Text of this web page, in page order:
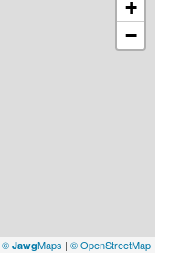
+
−
© JawgMaps | © OpenStreetMap